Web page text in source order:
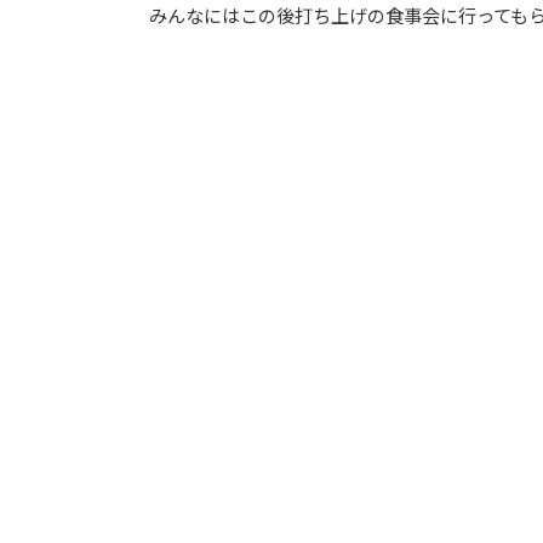
みんなにはこの後打ち上げの食事会に行っても